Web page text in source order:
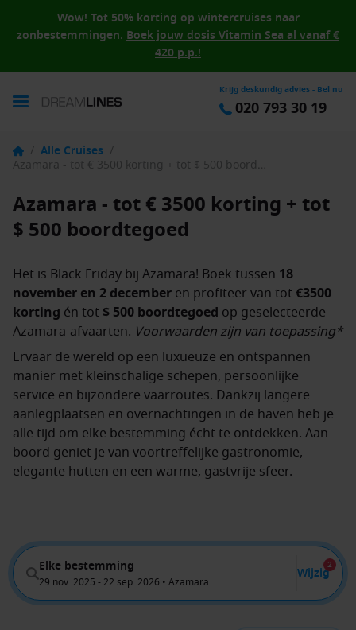
Wow! Tot 50% korting op wintercruises naar
zonbestemmingen. Boek jouw dosis Vitamin Sea al vanaf €
420 p.p.!
Krijg deskundig advies - Bel nu
020 793 30 19
/ Alle Cruises /
Azamara - tot € 3500 korting + tot $ 500 boordtegoed
Azamara - tot € 3500 korting + tot
$ 500 boordtegoed
Het is Black Friday bij Azamara! Boek tussen 18
november en 2 december en profiteer van tot €3500
korting én tot $ 500 boordtegoed op geselecteerde
Azamara-afvaarten. Voorwaarden zijn van toepassing*
Ervaar de wereld op een luxueuze en ontspannen
manier met kleinschalige schepen, persoonlijke
service en bijzondere vaarroutes. Dankzij langere
aanlegplaatsen en overnachtingen in de haven heb je
alle tijd om elke bestemming écht te ontdekken. Aan
boord geniet je van voortreffelijke gastronomie,
elegante hutten en een warme, gastvrije sfeer.
Elke bestemming
29 nov. 2025 - 22 sep. 2026 • Azamara
Wijzig
2